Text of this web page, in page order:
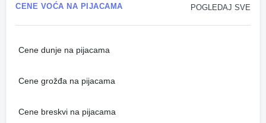
POGLEDAJ SVE
CENE VOĆA NA PIJACAMA
Cene dunje na pijacama
Cene grožđa na pijacama
Cene breskvi na pijacama